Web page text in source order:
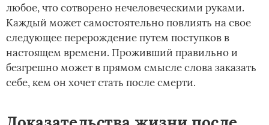
любое, что сотворено нечеловеческими руками.
Каждый может самостоятельно повлиять на свое
следующее перерождение путем поступков в
настоящем времени. Проживший правильно и
безгрешно может в прямом смысле слова заказать
себе, кем он хочет стать после смерти.